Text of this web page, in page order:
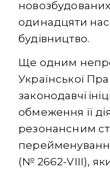
одинадцяти
будівництво.
Ще одним
Української
законодавчі
обмеження її
резонансним
(№ 2662-VIII),